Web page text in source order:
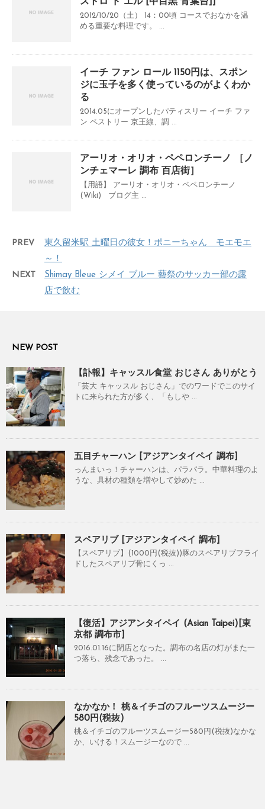
2012/10/20（土） 14：00頃 コースでおなかを温
める重要な料理です。 ...
イーチ ファン ロール 1150円は、スポン
ジに玉子を多く使っているのがよくわか
る
2014.05にオープンしたパティスリー イーチ ファ
ン ペストリー 京王線、調 ...
アーリオ・オリオ・ペペロンチーノ ［ノ
ンチェマーレ 調布 百店街］
【用語】 アーリオ・オリオ・ペペロンチーノ
(Wiki) ブログ主 ...
PREV
東久留米駅 土曜日の彼女！ポニーちゃん モエモエ
～！
NEXT
Shimay Bleue シメイ ブルー 藝祭のサッカー部の露
店で飲む
NEW POST
【訃報】キャッスル食堂 おじさん ありがとう
「芸大 キャッスル おじさん」でのワードでこのサイ
トに来られた方が多く、「もしや ...
五目チャーハン [アジアンタイペイ 調布]
っんまいっ！チャーハンは、パラパラ。中華料理のよ
うな、具材の種類を増やして炒めた ...
スペアリブ [アジアンタイペイ 調布]
【スペアリブ】(1000円(税抜))豚のスペアリブフライ
ドしたスペアリブ骨にくっ ...
【復活】アジアンタイペイ (Asian Taipei)[東
京都 調布市]
2016.01.16に閉店となった。調布の名店の灯がまた一
つ落ち、残念であった。 ...
なかなか！ 桃＆イチゴのフルーツスムージー
580円(税抜)
桃＆イチゴのフルーツスムージー580円(税抜)なかな
か、いける！スムージーなので ...